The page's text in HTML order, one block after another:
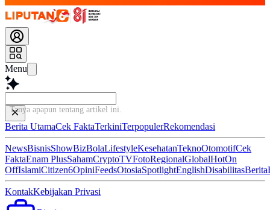
Menu
Tanya apapun tentang artikel ini...
Berita UtamaCek FaktaTerkiniTerpopulerRekomendasi
NewsBisnisShowBizBolaLifestyleKesehatanTeknoOtomotifCek
FaktaEnam PlusSahamCryptoTVFotoRegionalGlobalHotOn
OffIslamiCitizen6OpiniFeedsOtosiaSpotlightEnglishDisabilitasBerita
KontakKebijakan Privasi